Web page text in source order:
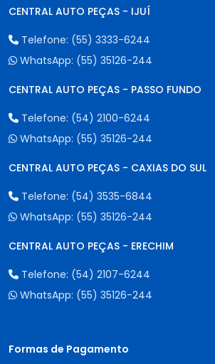
CENTRAL AUTO PEÇAS - IJUÍ
Telefone: (55) 3333-6244
WhatsApp: (55) 35126-244
CENTRAL AUTO PEÇAS - PASSO FUNDO
Telefone: (54) 2100-6244
WhatsApp: (55) 35126-244
CENTRAL AUTO PEÇAS - CAXIAS DO SUL
Telefone: (54) 3535-6844
WhatsApp: (55) 35126-244
CENTRAL AUTO PEÇAS - ERECHIM
Telefone: (54) 2107-6244
WhatsApp: (55) 35126-244
Formas de Pagamento